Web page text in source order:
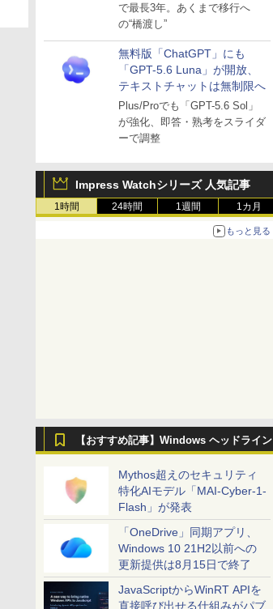
で最長3年。あくまで移行へ
の“橋渡し”
無料版「ChatGPT」にも
「GPT-5.6 Luna」が開放、
テキストチャットは無制限へ
Plus/Proでも「GPT-5.6 Sol」
が強化、即答・熟考をスライダ
ーで調整
Impress Watchシリーズ 人気記事
1時間 24時間 1週間 1カ月
もっと見る
【おすすめ記事】Windows ヘッドライン
Mythos超えのセキュリティ
特化AIモデル「MAI-Cyber-1-
Flash」が発表
「OneDrive」同期アプリ、
Windows 10 21H2以前への
更新提供は8月15日で終了
JavaScriptからWinRT APIを
直接呼び出せる仕組みがパブ